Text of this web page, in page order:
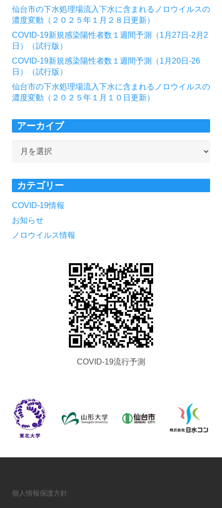
仙台市の下水処理場流入下水に含まれるノロウイルスの
濃度変動（２０２５年１月２８日更新）
COVID-19新規感染陽性者数１週間予測（1月27日-2月2
日）（試行版）
COVID-19新規感染陽性者数１週間予測（1月20日-26
日）（試行版）
仙台市の下水処理場流入下水に含まれるノロウイルスの
濃度変動（２０２５年１月１０日更新）
アーカイブ
イ
ブ
カテゴリー
COVID-19情報
お知らせ
ノロウイルス情報
COVID-19流行予測
個人情報保護方針